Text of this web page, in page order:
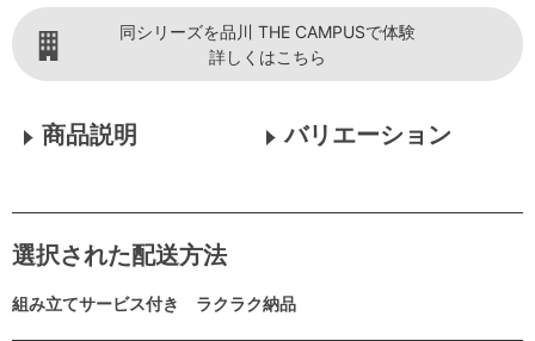
同シリーズを品川 THE CAMPUSで体験
詳しくはこちら
商品説明 バリエーション
選択された配送方法
組み立てサービス付き ラクラク納品